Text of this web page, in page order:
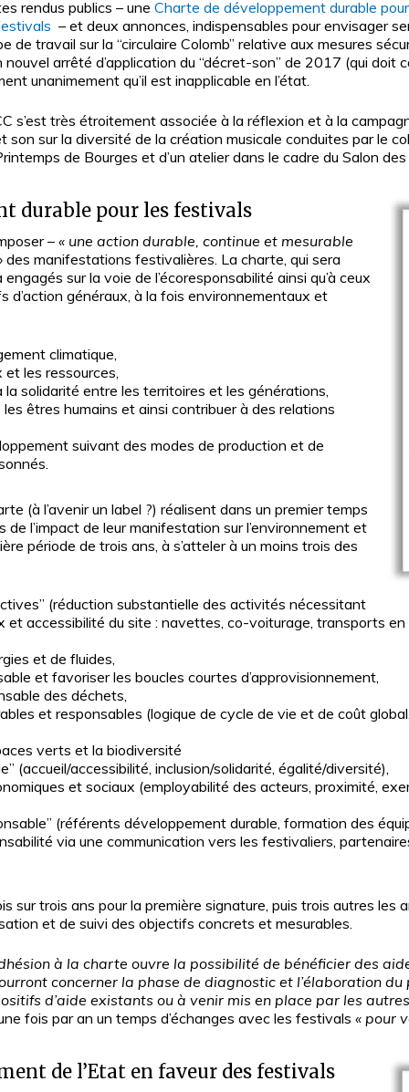
rendus publics – une Charte de développement durable
– et deux annonces, indispensables pour envisager
de travail sur la “circulaire Colomb” relative aux mesures
arrêté d’application du “décret-son” de 2017 (qui doit
unanimement qu’il est inapplicable en l’état.
s’est très étroitement associée à la réflexion et à la
son sur la diversité de la création musicale conduites par le
de Bourges et d’un atelier dans le cadre du Salon
durable pour les festivals
– « une action durable, continue et mesurable
des manifestations festivalières. La charte, qui sera
sur la voie de l’écoresponsabilité ainsi qu’à ceux
d’action généraux, à la fois environnementaux et
climatique,
et les ressources,
solidarité entre les territoires et les générations,
êtres humains et ainsi contribuer à des relations
suivant des modes de production et de
(à l’avenir un label ?) réalisent dans un premier temps
l’impact de leur manifestation sur l’environnement et
période de trois ans, à s’atteler à un moins trois des
(réduction substantielle des activités nécessitant
et accessibilité du site : navettes, co-voiturage, transports
et de fluides,
et favoriser les boucles courtes d’approvisionnement,
des déchets,
et responsables (logique de cycle de vie et de coût
verts et la biodiversité
(accueil/accessibilité, inclusion/solidarité, égalité/diversité),
et sociaux (employabilité des acteurs, proximité,
(référents développement durable, formation des
via une communication vers les festivaliers,
sur trois ans pour la première signature, puis trois autres les
et de suivi des objectifs concrets et mesurables.
à la charte ouvre la possibilité de bénéficier des
concerner la phase de diagnostic et l’élaboration du
d’aide existants ou à venir mis en place par les
fois par an un temps d’échanges avec les festivals « pour
de l’Etat en faveur des festivals